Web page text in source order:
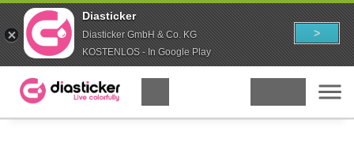
Diasticker
Diasticker GmbH & Co. KG
KOSTENLOS - In Google Play
>